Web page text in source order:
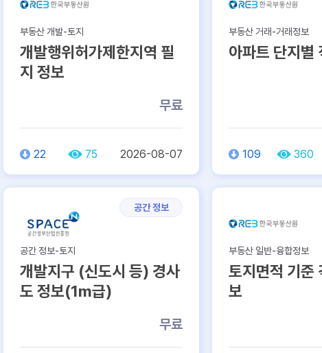
부동산 개발-토지
개발행위허가제한지역 필
지 정보
무료
22 75 2026-08-07
부동산 거래-거래정보
아파트 단지별
109 360
공간 정보
공간 정보-토지
개발지구 (신도시 등) 경사
도 정보(1m급)
무료
부동산 일반-융합정보
토지면적 기준
보